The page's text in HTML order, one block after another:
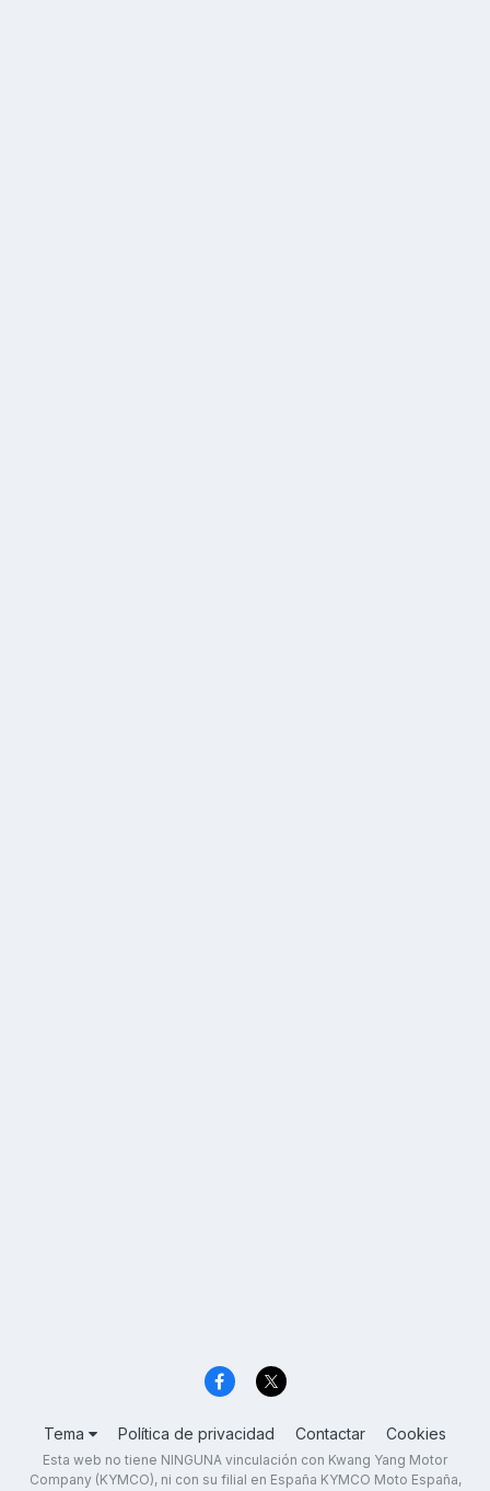
Tema Política de privacidad Contactar Cookies
Esta web no tiene NINGUNA vinculación con Kwang Yang Motor
Company (KYMCO), ni con su filial en España KYMCO Moto España,